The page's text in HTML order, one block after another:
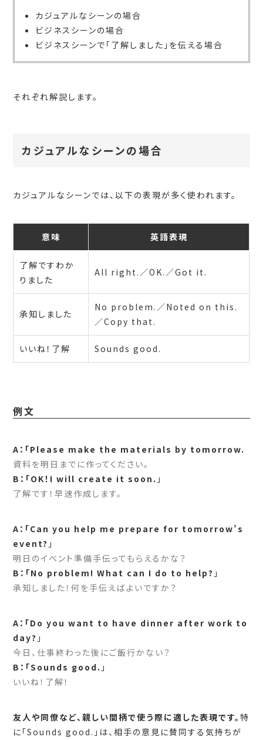
カジュアルなシーンの場合
ビジネスシーンの場合
ビジネスシーンで「了解しました」を伝える場合
それぞれ解説します。
カジュアルなシーンの場合
カジュアルなシーンでは、以下の表現が多く使われます。
意味 英語表現
了解ですわか
りました
All right.／OK.／Got it.
承知しました
No problem.／Noted on this.
／Copy that.
いいね！了解 Sounds good.
例文
A：「Please make the materials by tomorrow.
資料を明日までに作ってください。
B：「OK！I will create it soon. 」
了解です！早速作成します。
A：「Can you help me prepare for tomorrow’s
event? 」
明日のイベント準備手伝ってもらえるかな？
B：「No problem! What can I do to help? 」
承知しました！何を手伝えばよいですか？
A：「Do you want to have dinner after work to
day? 」
今日、仕事終わった後にご飯行かない？
B：「Sounds good. 」
いいね！了解！
友人や同僚など、親しい間柄で使う際に適した表現です。特
に「Sounds good.」は、相手の意見に賛同する気持ちが